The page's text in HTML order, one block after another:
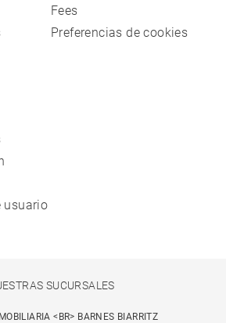
Fees
Preferencias de cookies
usuario
SUCURSALES
<BR> BARNES BIARRITZ